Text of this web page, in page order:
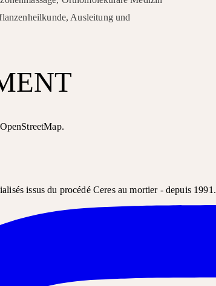
Ausleitung und
issus du procédé Ceres au mortier - depuis 1991.